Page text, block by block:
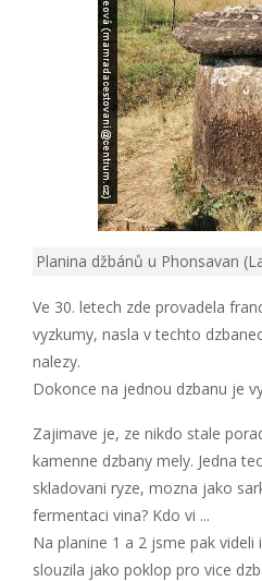
Planina džbánů u Phonsavan
Ve 30. letech zde provadela
vyzkumy, nasla v techto
nalezy.
Dokonce na jednou dzbanu je
Zajimave je, ze nikdo stale
kamenne dzbany mely. Jedna
skladovani ryze, mozna jako
fermentaci vina? Kdo vi ...
Na planine 1 a 2 jsme pak
slouzila jako poklop pro vice